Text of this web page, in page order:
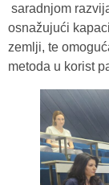
saradnjom
osnažujući
zemlji, te
metoda u korist